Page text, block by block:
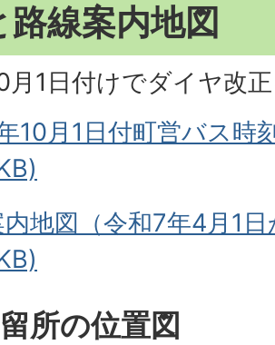
路線案内地図
月1日付けでダイヤ改
10月1日付町営バス時
内地図（令和7年4月1
所の位置図